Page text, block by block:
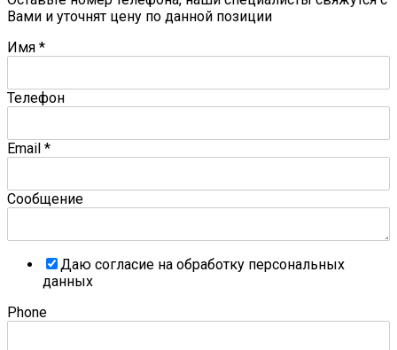
Вами и уточнят цену по данной позиции
Имя *
Телефон
Email *
Сообщение
Даю согласие на обработку персональных
данных
Phone